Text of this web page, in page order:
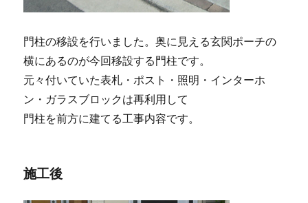
門柱の移設を行いました。奥に見える玄関ポーチの
横にあるのが今回移設する門柱です。
元々付いていた表札・ポスト・照明・インターホ
ン・ガラスブロックは再利用して
門柱を前方に建てる工事内容です。
施工後